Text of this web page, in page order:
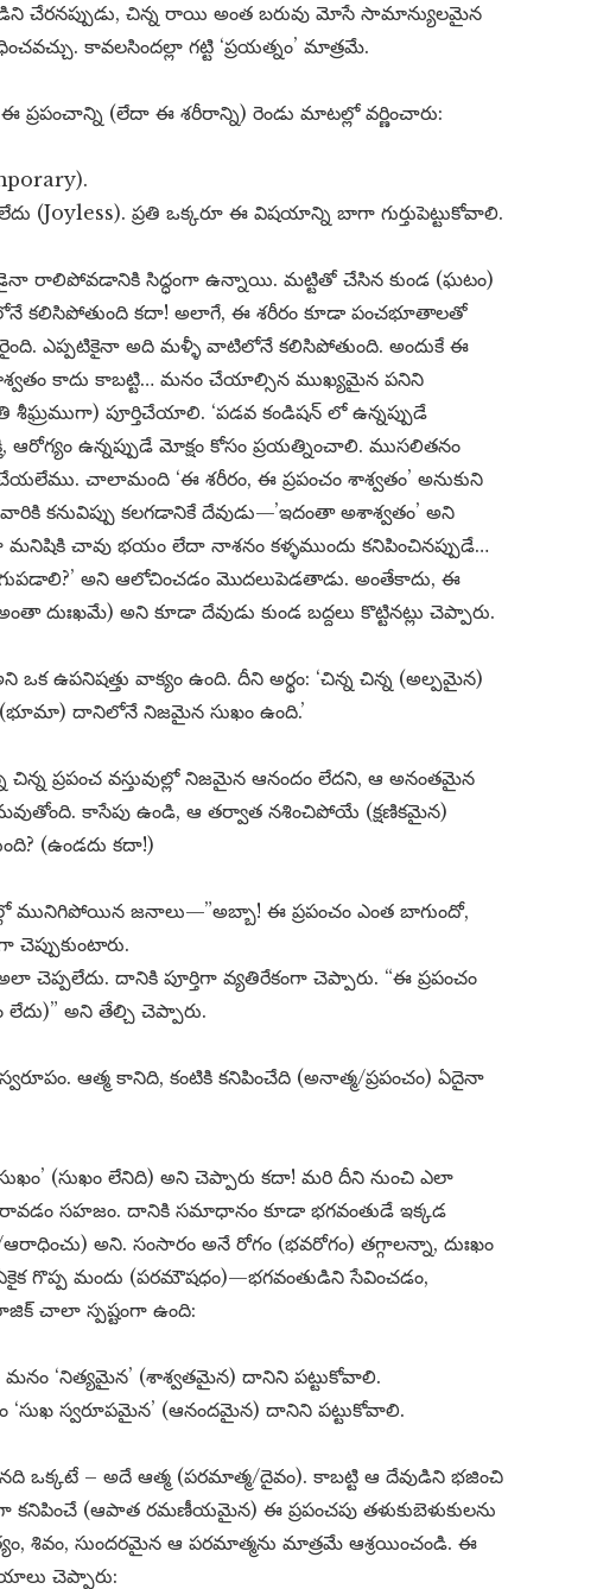
చేరనప్పుడు, చిన్న రాయి అంత బరువు మోసే సామాన్యులమైన
కావలసిందల్లా గట్టి ‘ప్రయత్నం’ మాత్రమే.
ఈ ప్రపంచాన్ని (లేదా ఈ శరీరాన్ని) రెండు మాటల్లో వర్ణించారు:
(Joyless). ప్రతి ఒక్కరూ ఈ విషయాన్ని బాగా గుర్తుపెట్టుకోవాలి.
రాలిపోవడానికి సిద్ధంగా ఉన్నాయి. మట్టితో చేసిన కుండ (ఘటం)
కలిసిపోతుంది కదా! అలాగే, ఈ శరీరం కూడా పంచభూతాలతో
ఎప్పటికైనా అది మళ్ళీ వాటిలోనే కలిసిపోతుంది. అందుకే ఈ
శాశ్వతం కాదు కాబట్టి… మనం చేయాల్సిన ముఖ్యమైన పనిని
పూర్తిచేయాలి. ‘పడవ కండిషన్ లో ఉన్నప్పుడే
ఆరోగ్యం ఉన్నప్పుడే మోక్షం కోసం ప్రయత్నించాలి. ముసలితనం
చాలామంది ‘ఈ శరీరం, ఈ ప్రపంచం శాశ్వతం’ అనుకుని
వారికి కనువిప్పు కలగడానికే దేవుడు—’ఇదంతా అశాశ్వతం’ అని
చావు భయం లేదా నాశనం కళ్ళముందు కనిపించినప్పుడే…
అని ఆలోచించడం మొదలుపెడతాడు. అంతేకాదు, ఈ
దుఃఖమే) అని కూడా దేవుడు కుండ బద్దలు కొట్టినట్లు చెప్పారు.
ఒక ఉపనిషత్తు వాక్యం ఉంది. దీని అర్థం: ‘చిన్న చిన్న (అల్పమైన)
(భూమా) దానిలోనే నిజమైన సుఖం ఉంది.’
ప్రపంచ వస్తువుల్లో నిజమైన ఆనందం లేదని, ఆ అనంతమైన
కాసేపు ఉండి, ఆ తర్వాత నశించిపోయే (క్షణికమైన)
(ఉండదు కదా!)
జనాలు—”అబ్బా! ఈ ప్రపంచం ఎంత బాగుందో,
చెప్పలేదు. దానికి పూర్తిగా వ్యతిరేకంగా చెప్పారు. “ఈ ప్రపంచం
లేదు)” అని తేల్చి చెప్పారు.
ఆత్మ కానిది, కంటికి కనిపించేది (అనాత్మ/ప్రపంచం) ఏదైనా
(సుఖం లేనిది) అని చెప్పారు కదా! మరి దీని నుంచి ఎలా
రావడం సహజం. దానికి సమాధానం కూడా భగవంతుడే ఇక్కడ
అని. సంసారం అనే రోగం (భవరోగం) తగ్గాలన్నా, దుఃఖం
గొప్ప మందు (పరమౌషధం)—భగవంతుడిని సేవించడం,
చాలా స్పష్టంగా ఉంది:
మనం ‘నిత్యమైన’ (శాశ్వతమైన) దానిని పట్టుకోవాలి.
‘సుఖ స్వరూపమైన’ (ఆనందమైన) దానిని పట్టుకోవాలి.
– అదే ఆత్మ (పరమాత్మ/దైవం). కాబట్టి ఆ దేవుడిని భజించి
కనిపించే (ఆపాత రమణీయమైన) ఈ ప్రపంచపు తళుకుబెళుకులను
శివం, సుందరమైన ఆ పరమాత్మను మాత్రమే ఆశ్రయించండి. ఈ
చెప్పారు: